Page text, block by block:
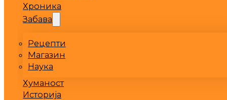
Хроника
Забава
Рецепти
Магазин
Наука
Хуманост
Историја